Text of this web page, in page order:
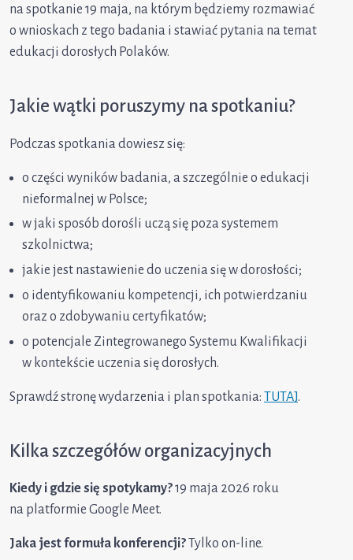
na spotkanie 19 maja, na którym będziemy rozmawiać
o wnioskach z tego badania i stawiać pytania na temat
edukacji dorosłych Polaków.
Jakie wątki poruszymy na spotkaniu?
Podczas spotkania dowiesz się:
o części wyników badania, a szczególnie o edukacji
nieformalnej w Polsce;
w jaki sposób dorośli uczą się poza systemem
szkolnictwa;
jakie jest nastawienie do uczenia się w dorosłości;
o identyfikowaniu kompetencji, ich potwierdzaniu
oraz o zdobywaniu certyfikatów;
o potencjale Zintegrowanego Systemu Kwalifikacji
w kontekście uczenia się dorosłych.
Sprawdź stronę wydarzenia i plan spotkania: TUTAJ.
Kilka szczegółów organizacyjnych
Kiedy i gdzie się spotykamy?19 maja 2026 roku
na platformie Google Meet.
Jaka jest formuła konferencji?Tylko on-line.